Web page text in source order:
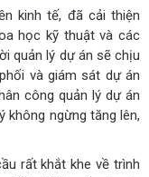
kinh tế, đã cải thiện
học kỹ thuật và các
quản lý dự án sẽ chịu
và giám sát dự án
công quản lý dự án
không ngừng tăng lên,
rất khắt khe về trình